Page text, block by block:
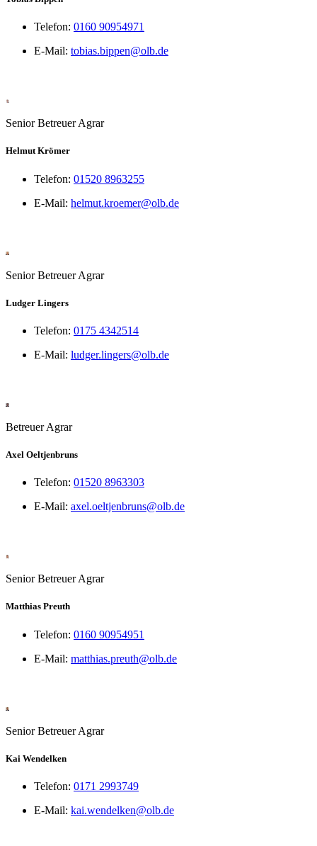
Telefon: 0160 90954971
E-Mail: tobias.bippen@olb.de
Senior Betreuer Agrar
Helmut Krömer
Telefon: 01520 8963255
E-Mail: helmut.kroemer@olb.de
Senior Betreuer Agrar
Ludger Lingers
Telefon: 0175 4342514
E-Mail: ludger.lingers@olb.de
Betreuer Agrar
Axel Oeltjenbruns
Telefon: 01520 8963303
E-Mail: axel.oeltjenbruns@olb.de
Senior Betreuer Agrar
Matthias Preuth
Telefon: 0160 90954951
E-Mail: matthias.preuth@olb.de
Senior Betreuer Agrar
Kai Wendelken
Telefon: 0171 2993749
E-Mail: kai.wendelken@olb.de